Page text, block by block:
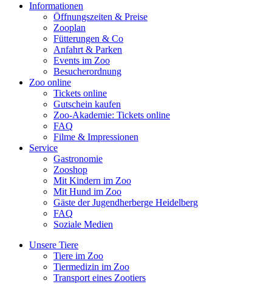
Informationen
Öffnungszeiten & Preise
Zooplan
Fütterungen & Co
Anfahrt & Parken
Events im Zoo
Besucherordnung
Zoo online
Tickets online
Gutschein kaufen
Zoo-Akademie: Tickets online
FAQ
Filme & Impressionen
Service
Gastronomie
Zooshop
Mit Kindern im Zoo
Mit Hund im Zoo
Gäste der Jugendherberge Heidelberg
FAQ
Soziale Medien
Unsere Tiere
Tiere im Zoo
Tiermedizin im Zoo
Transport eines Zootiers